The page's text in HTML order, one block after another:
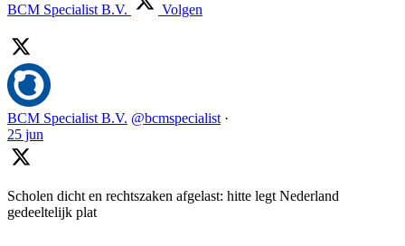
BCM Specialist B.V. Volgen
BCM Specialist B.V. @bcmspecialist ·
25 jun
Scholen dicht en rechtszaken afgelast: hitte legt Nederland
gedeeltelijk plat